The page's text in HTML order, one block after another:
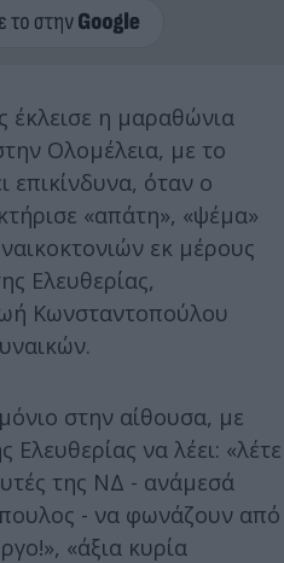
έκλεισε η μαραθώνια
Ολομέλεια, με το
επικίνδυνα, όταν ο
«απάτη», «ψέμα»
εκ μέρους
Ελευθερίας,
Κωνσταντοπούλου
στην αίθουσα, με
να λέει: «λέτε
της ΝΔ - ανάμεσά
- να φωνάζουν από
«άξια κυρία